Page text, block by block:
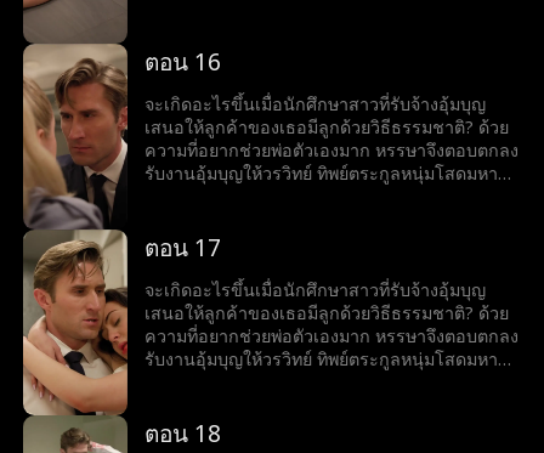
เลือนลาง หรรษาก็พบว่าตัวเองไม่อาจต้านทาน
รวิทย์รู้สึกเหมือนกันหรือเปล่า?
ตอน 16
จะเกิดอะไรขึ้นเมื่อนักศึกษาสาวที่รับจ้างอุ้มบุญ
เสนอให้ลูกค้าของเธอมีลูกด้วยวิธีธรรมชาติ? ด้วย
ความที่อยากช่วยพ่อตัวเองมาก หรรษาจึงตอบตกลง
รับงานอุ้มบุญให้วรวิทย์ ทิพย์ตระกูลหนุ่มโสดมหา
เลือนลาง หรรษาก็พบว่าตัวเองไม่อาจต้านทาน
รวิทย์รู้สึกเหมือนกันหรือเปล่า?
ตอน 17
จะเกิดอะไรขึ้นเมื่อนักศึกษาสาวที่รับจ้างอุ้มบุญ
เสนอให้ลูกค้าของเธอมีลูกด้วยวิธีธรรมชาติ? ด้วย
ความที่อยากช่วยพ่อตัวเองมาก หรรษาจึงตอบตกลง
รับงานอุ้มบุญให้วรวิทย์ ทิพย์ตระกูลหนุ่มโสดมหา
เลือนลาง หรรษาก็พบว่าตัวเองไม่อาจต้านทาน
ตอน 18